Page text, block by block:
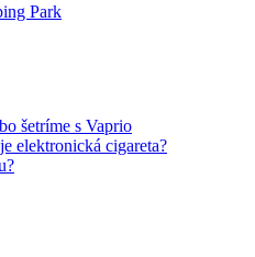
Park
šetríme s Vaprio
elektronická cigareta?